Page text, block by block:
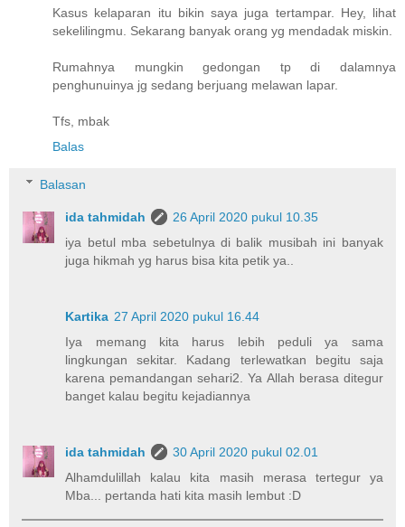
Kasus kelaparan itu bikin saya juga tertampar. Hey, lihat
sekelilingmu. Sekarang banyak orang yg mendadak miskin.
Rumahnya mungkin gedongan tp di dalamnya
penghunuinya jg sedang berjuang melawan lapar.
Tfs, mbak
Balas
Balasan
ida tahmidah
26 April 2020 pukul 10.35
iya betul mba sebetulnya di balik musibah ini banyak
juga hikmah yg harus bisa kita petik ya..
Kartika 27 April 2020 pukul 16.44
Iya memang kita harus lebih peduli ya sama
lingkungan sekitar. Kadang terlewatkan begitu saja
karena pemandangan sehari2. Ya Allah berasa ditegur
banget kalau begitu kejadiannya
ida tahmidah
30 April 2020 pukul 02.01
Alhamdulillah kalau kita masih merasa tertegur ya
Mba... pertanda hati kita masih lembut :D